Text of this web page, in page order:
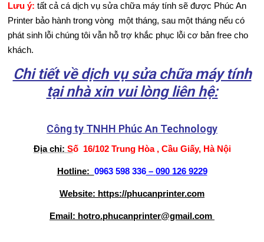
N
G
Lưu ý: tất cả cá dịch vụ sửa chữa máy tính sẽ được Phúc An
Printer bảo hành trong vòng một tháng, sau một tháng nếu có
phát sinh lỗi chúng tôi vẫn hỗ trợ khắc phục lỗi cơ bản free cho
khách.
Chi tiết về dịch vụ sửa chữa máy tính
tại nhà xin vui lòng liên hệ:
Công ty TNHH Phúc An Technology
Địa chỉ: Số 16/102 Trung Hòa , Cầu Giấy, Hà Nội
Hotline: 0963 598 336– 090 126 9229
Website: https://phucanprinter.com
Email: hotro.phucanprinter@gmail.com